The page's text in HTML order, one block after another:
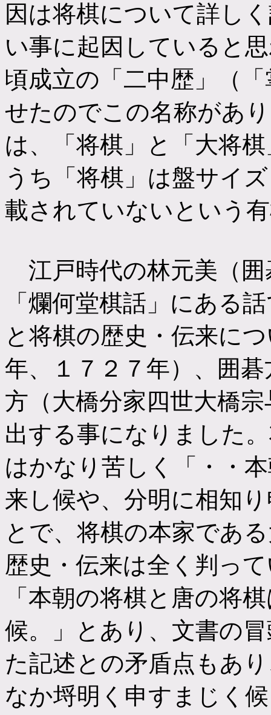
因は将棋について詳し
い事に起因していると
頃成立の「二中歴」（
せたのでこの名称があ
は、「将棋」と「大将
うち「将棋」は盤サイ
載されていないという
江戸時代の林元美（囲
「爛何堂棋話」にある
と将棋の歴史・伝来に
年、１７２７年）、囲
方（大橋分家四世大橋
出する事になりました
はかなり苦しく「・・
来し候や、分明に相知
とで、将棋の本家であ
歴史・伝来は全く判っ
「本朝の将棋と唐の将
候。」とあり、文書の
た記述との矛盾点もあ
なか埒明く申すまじく